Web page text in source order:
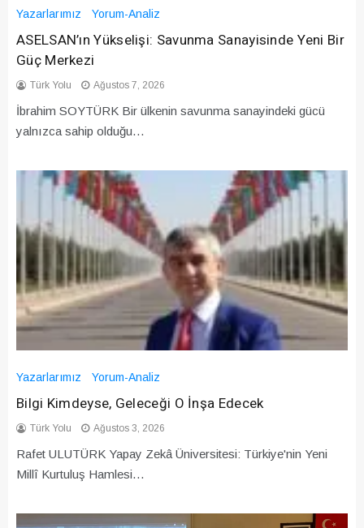
Yazarlarımız Yorum-Analiz
ASELSAN’ın Yükselişi: Savunma Sanayisinde Yeni Bir
Güç Merkezi
Türk Yolu Ağustos 7, 2026
İbrahim SOYTÜRK Bir ülkenin savunma sanayindeki gücü
yalnızca sahip olduğu…
Yazarlarımız Yorum-Analiz
Bilgi Kimdeyse, Geleceği O İnşa Edecek
Türk Yolu Ağustos 3, 2026
Rafet ULUTÜRK Yapay Zekâ Üniversitesi: Türkiye'nin Yeni
Millî Kurtuluş Hamlesi…